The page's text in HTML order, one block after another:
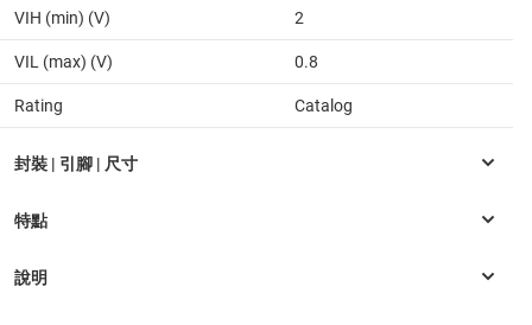
VIH (min) (V) 2
VIL (max) (V) 0.8
Rating Catalog